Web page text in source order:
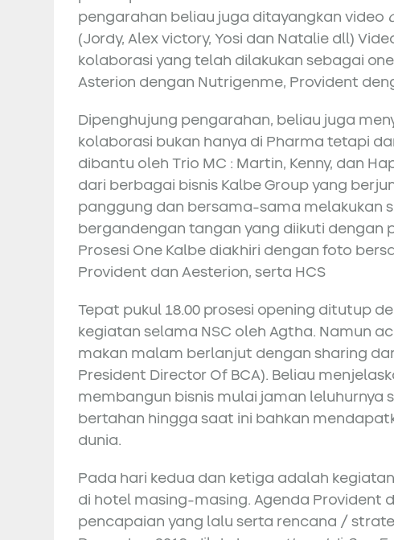
pengarahan beliau juga ditayangkan video
(Jordy, Alex victory, Yosi dan Natalie dll)
kolaborasi yang telah dilakukan sebagai
Asterion dengan Nutrigenme, Provident
Dipenghujung pengarahan, beliau juga
kolaborasi bukan hanya di Pharma tetapi
dibantu oleh Trio MC : Martin, Kenny, dan
dari berbagai bisnis Kalbe Group yang
panggung dan bersama-sama melakukan
bergandengan tangan yang diikuti dengan
Prosesi One Kalbe diakhiri dengan foto
Provident dan Aesterion, serta HCS
Tepat pukul 18.00 prosesi opening ditutup
kegiatan selama NSC oleh Agtha. Namun
makan malam berlanjut dengan sharing
President Director Of BCA). Beliau
membangun bisnis mulai jaman
bertahan hingga saat ini bahkan
dunia.
Pada hari kedua dan ketiga adalah
di hotel masing-masing. Agenda Provident
pencapaian yang lalu serta rencana /